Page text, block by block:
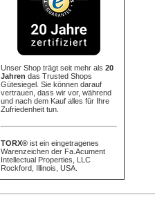
Unser Shop trägt seit mehr als 20
Jahren das Trusted Shops
Gütesiegel. Sie können darauf
vertrauen, dass wir vor, während
und nach dem Kauf alles für Ihre
Zufriedenheit tun.
TORX® ist ein eingetragenes
Warenzeichen der Fa.Acument
Intellectual Properties, LLC
Rockford, Illinois, USA.